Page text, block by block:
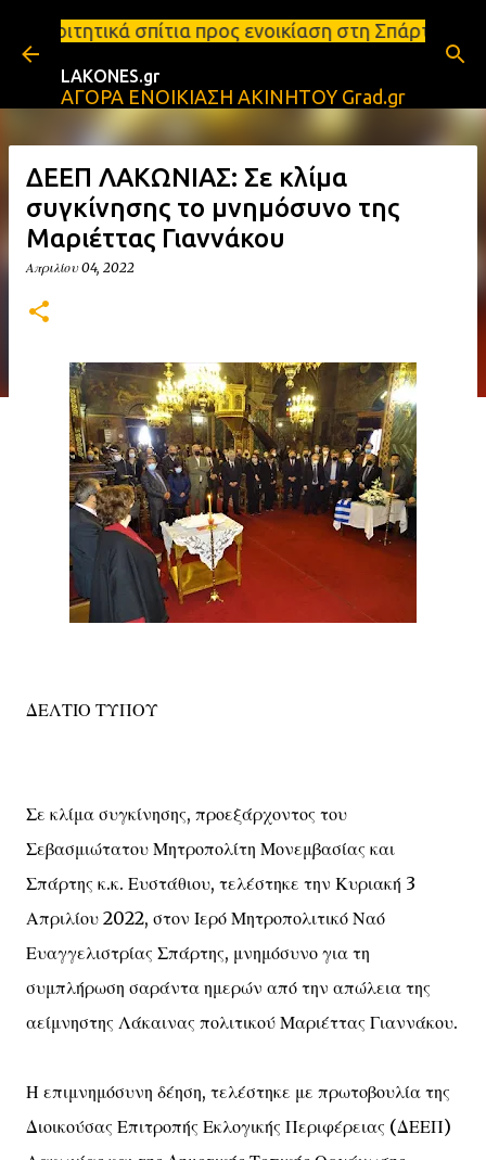
Μετάβαση στο κύριο περιεχόμενο
προς ενοικίαση στη Σπάρτη Ενοικιάσεις
LAKONES.gr
ΑΓΟΡΑ ΕΝΟΙΚΙΑΣΗ ΑΚΙΝΗΤΟΥ Grad.gr
ΔΕΕΠ ΛΑΚΩΝΙΑΣ: Σε κλίμα
συγκίνησης το μνημόσυνο της
Μαριέττας Γιαννάκου
Απριλίου 04, 2022
ΔΕΛΤΙΟ ΤΥΠΟΥ
Σε κλίμα συγκίνησης, προεξάρχοντος του
Σεβασμιώτατου Μητροπολίτη Μονεμβασίας και
Σπάρτης κ.κ. Ευστάθιου, τελέστηκε την Κυριακή 3
Απριλίου 2022, στον Ιερό Μητροπολιτικό Ναό
Ευαγγελιστρίας Σπάρτης, μνημόσυνο για τη
συμπλήρωση σαράντα ημερών από την απώλεια της
αείμνηστης Λάκαινας πολιτικού Μαριέττας Γιαννάκου.
Η επιμνημόσυνη δέηση, τελέστηκε με πρωτοβουλία της
Διοικούσας Επιτροπής Εκλογικής Περιφέρειας (ΔΕΕΠ)